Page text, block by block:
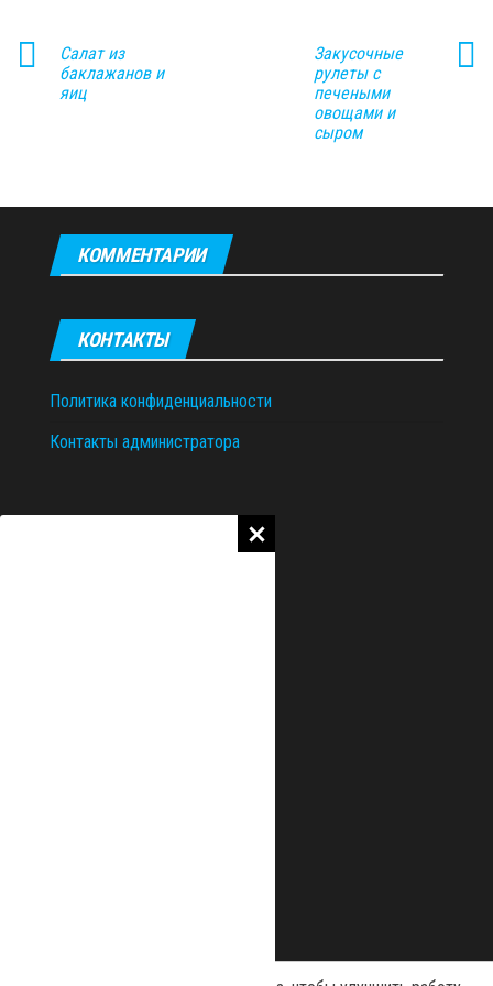
Салат из
баклажанов и
яиц
Закусочные
рулеты с
печеными
овощами и
сыром
КОММЕНТАРИИ
КОНТАКТЫ
Политика конфиденциальности
Контакты администратора